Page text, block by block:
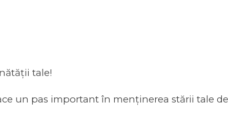
tale!
un pas important în menținerea stării tale